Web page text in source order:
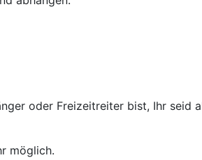
oder Freizeitreiter bist, Ihr seid
möglich.